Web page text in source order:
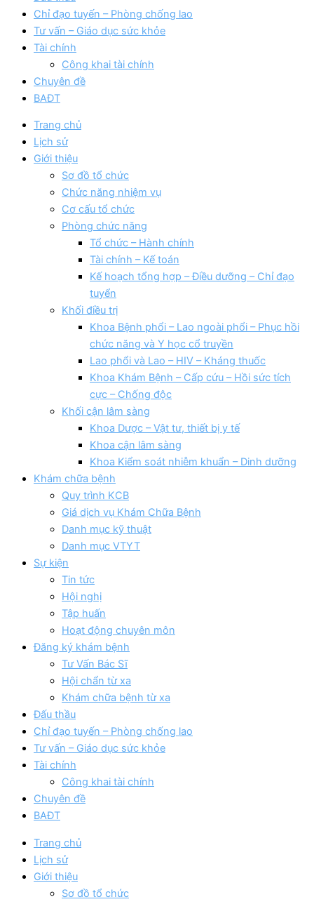
Chỉ đạo tuyến – Phòng chống lao
Tư vấn – Giáo dục sức khỏe
Tài chính
Công khai tài chính
Chuyên đề
BAĐT
Trang chủ
Lịch sử
Giới thiệu
Sơ đồ tổ chức
Chức năng nhiệm vụ
Cơ cấu tổ chức
Phòng chức năng
Tổ chức – Hành chính
Tài chính – Kế toán
Kế hoạch tổng hợp – Điều dưỡng – Chỉ đạo
tuyển
Khối điều trị
Khoa Bệnh phổi – Lao ngoài phổi – Phục hồi
chức năng và Y học cổ truyền
Lao phổi và Lao – HIV – Kháng thuốc
Khoa Khám Bệnh – Cấp cứu – Hồi sức tích
cực – Chống độc
Khối cận lâm sàng
Khoa Dược – Vật tư, thiết bị y tế
Khoa cận lâm sàng
Khoa Kiểm soát nhiễm khuẩn – Dinh dưỡng
Khám chữa bệnh
Quy trình KCB
Giá dịch vụ Khám Chữa Bệnh
Danh mục kỹ thuật
Danh mục VTYT
Sự kiện
Tin tức
Hội nghị
Tập huấn
Hoạt động chuyên môn
Đăng ký khám bệnh
Tư Vấn Bác Sĩ
Hội chẩn từ xa
Khám chữa bệnh từ xa
Đấu thầu
Chỉ đạo tuyến – Phòng chống lao
Tư vấn – Giáo dục sức khỏe
Tài chính
Công khai tài chính
Chuyên đề
BAĐT
Trang chủ
Lịch sử
Giới thiệu
Sơ đồ tổ chức